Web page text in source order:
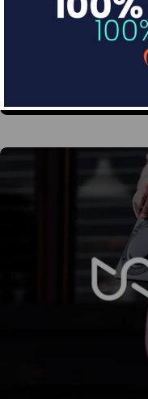
Divide en 3 sin
pequeña